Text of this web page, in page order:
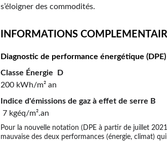
s’éloigner des commodités.
INFORMATIONS
Diagnostic de performance énergétique (DPE)
Classe Énergie  D
200 kWh/m² an
Indice d'émissions de gaz à effet de serre B
7 kgéq/m².an
Pour la nouvelle notation (DPE à partir de juillet
mauvaise des deux performances (énergie, climat)